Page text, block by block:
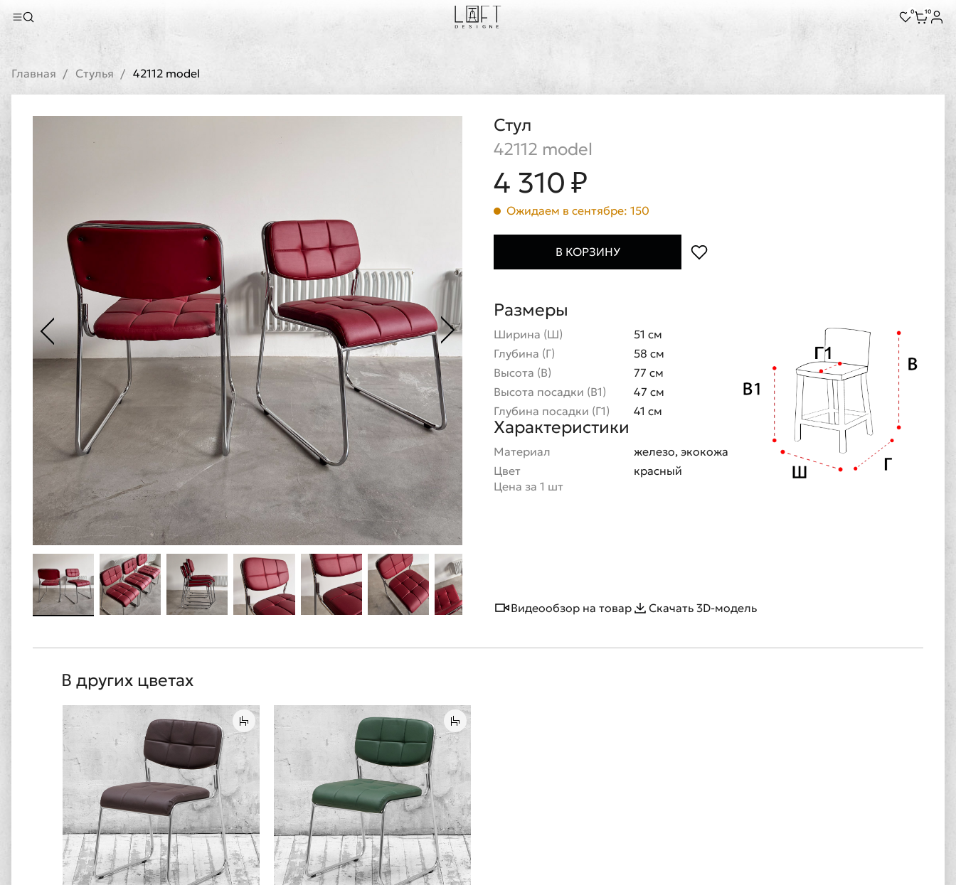
0 10
Главная Стулья 42112 model
Стул
42112 model
4 310 ₽
Ожидаем в сентябре: 150
В КОРЗИНУ
Размеры
Ширина (Ш)
51 см
Глубина (Г)
58 см
Высота (В)
77 см
Высота посадки (В1)
47 см
Глубина посадки (Г1)
41 см
Характеристики
Материал
железо, экокожа
Цвет
красный
Цена за 1 шт
Видеообзор на товар Скачать 3D-модель
В других цветах